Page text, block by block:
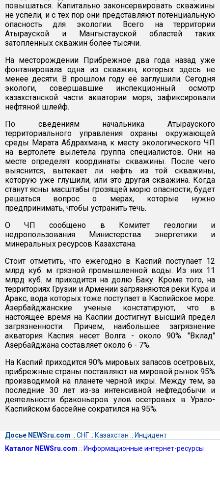
повышаться. Капитально законсервировать скважины
не успели, и с тех пор они представляют потенциальную
опасность для экологии. Всего на территории
Атырауской и Мангыстауской областей таких
затопленных скважин более тысячи.
На месторождении Прибрежное два года назад уже
фонтанировала одна из скважин, которых здесь не
менее десяти. В прошлом году её заглушили. Сегодня
экологи, совершавшие инспекционный осмотр
казахстанской части акватории моря, зафиксировали
нефтяной шлейф.
По сведениям начальника Атырауского
территориального управления охраны окружающей
среды Марата Абдрахмана, к месту экологического ЧП
на вертолёте вылетела группа специалистов. Они на
месте определят координаты скважины. После чего
выяснится, вытекает ли нефть из той скважины,
которую уже глушили, или это другая скважина. Когда
станут ясны масштабы грозящей морю опасности, будет
решаться вопрос о мерах, которые нужно
предпринимать, чтобы устранить течь.
О ЧП сообщено в Комитет геологии и
недропользования Министерства энергетики и
минеральных ресурсов Казахстана.
Стоит отметить, что ежегодно в Каспий поступает 12
млрд куб. м грязной промышленной воды. Из них 11
млрд куб. м приходится на долю Баку. Кроме того, на
территориях Грузии и Армении загрязняются реки Кура и
Аракс, вода которых тоже поступает в Каспийское море.
Азербайджанские ученые констатируют, что в
настоящее время на Каспии достигнут высший предел
загрязненности. Причем, наибольшее загрязнение
акватория Каспия несет Волга - около 90%. "Вклад"
Азербайджана составляет около 6 - 7%.
На Каспий приходится 90% мировых запасов осетровых,
прибрежные страны поставляют на мировой рынок 95%
производимой на планете черной икры. Между тем, за
последние 30 лет из-за интенсивной нефтедобычи и
деятельности браконьеров улов осетровых в Урало-
Каспийском бассейне сократился на 95%.
Досье NEWSru.com :: СНГ:: Казахстан :: Инцидент
Каталог NEWSru.com :: Информационные интернет-ресурсы